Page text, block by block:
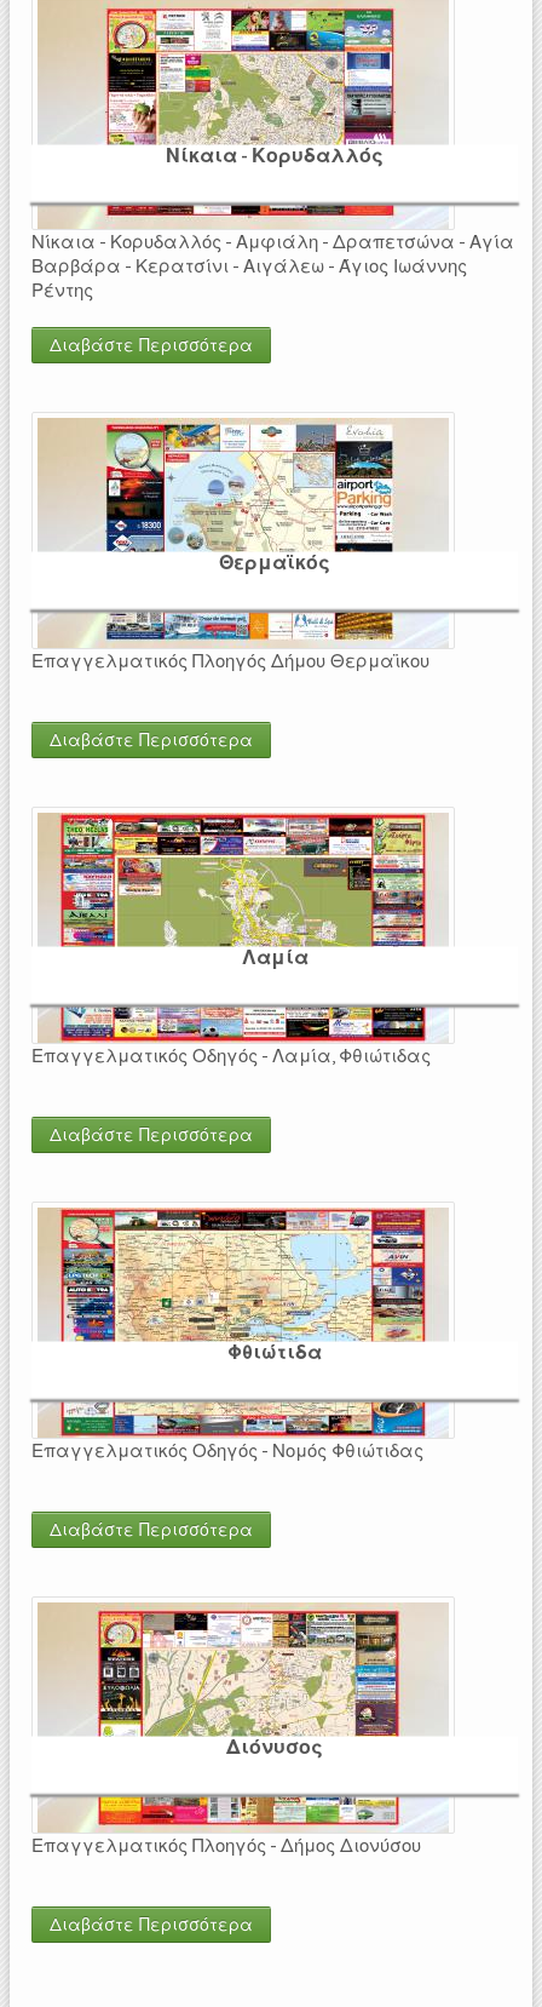
Νίκαια - Κορυδαλλός
Νίκαια - Κορυδαλλός - Αμφιάλη - Δραπετσώνα - Αγία
Βαρβάρα - Κερατσίνι - Αιγάλεω - Άγιος Ιωάννης
Ρέντης
Διαβάστε Περισσότερα
Θερμαϊκός
Επαγγελματικός Πλοηγός Δήμου Θερμαϊκου
Διαβάστε Περισσότερα
Λαμία
Επαγγελματικός Οδηγός - Λαμία, Φθιώτιδας
Διαβάστε Περισσότερα
Φθιώτιδα
Επαγγελματικός Οδηγός - Νομός Φθιώτιδας
Διαβάστε Περισσότερα
Διόνυσος
Επαγγελματικός Πλοηγός - Δήμος Διονύσου
Διαβάστε Περισσότερα